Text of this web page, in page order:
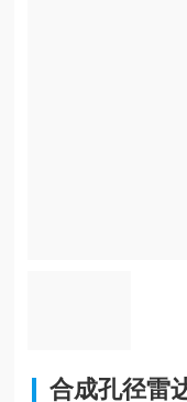
合成孔径雷